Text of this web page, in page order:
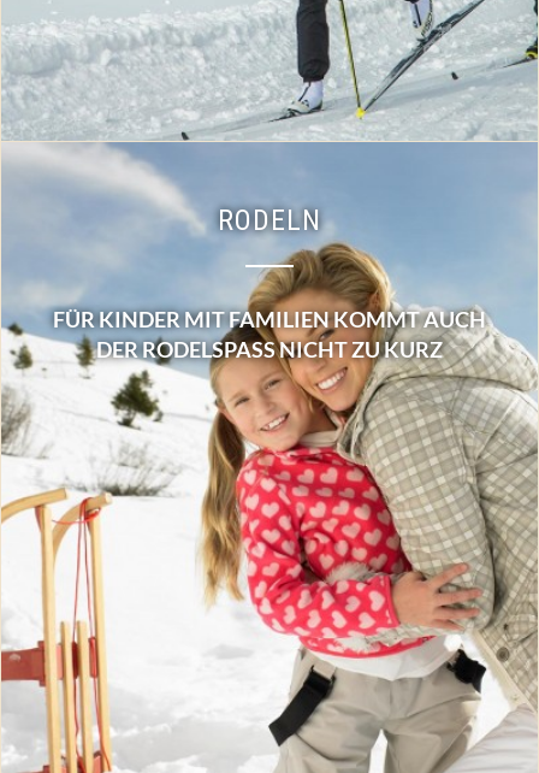
RODELN
FÜR KINDER MIT FAMILIEN KOMMT AUCH
DER RODELSPASS NICHT ZU KURZ